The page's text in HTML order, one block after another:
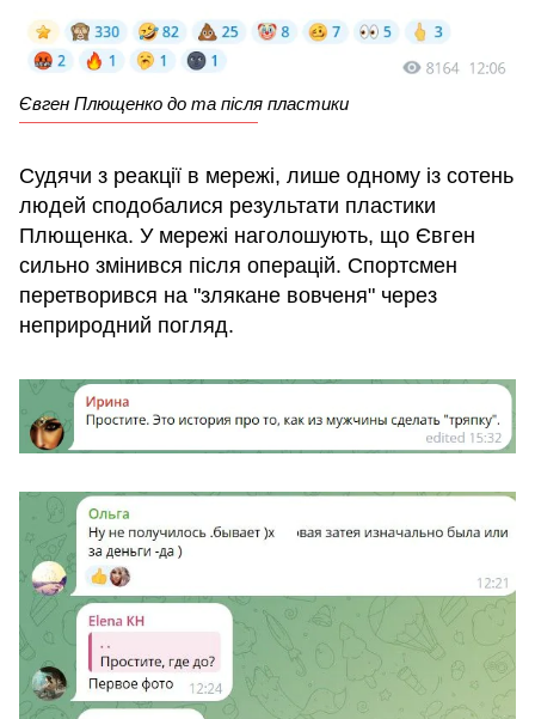
Євген Плющенко до та після пластики
Судячи з реакції в мережі, лише одному із сотень
людей сподобалися результати пластики
Плющенка. У мережі наголошують, що Євген
сильно змінився після операцій. Спортсмен
перетворився на "злякане вовченя" через
неприродний погляд.